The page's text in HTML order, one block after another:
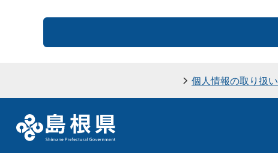
個人情報の取り扱い